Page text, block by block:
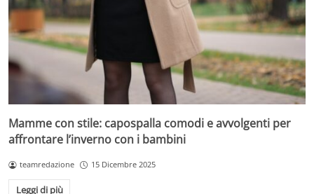
Mamme con stile: capospalla comodi e avvolgenti per
affrontare l’inverno con i bambini
teamredazione 15 Dicembre 2025
Leggi di più